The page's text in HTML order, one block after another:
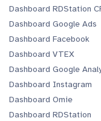
Dashboard RDStation
Dashboard Google Ads
Dashboard Facebook
Dashboard VTEX
Dashboard Google
Dashboard Instagram
Dashboard Omie
Dashboard RDStation